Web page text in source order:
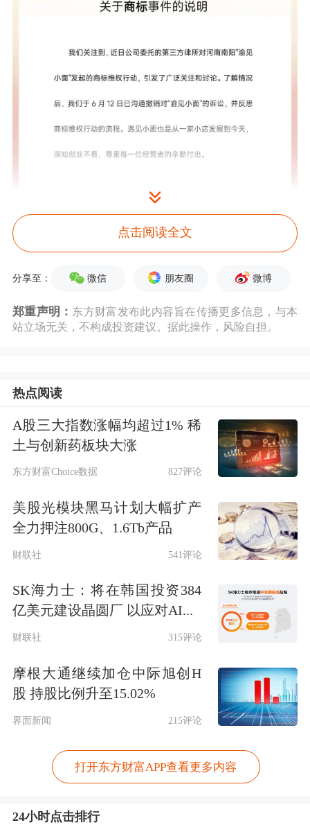
称是对方律师的信息，称遇见小面已准
备撤销起诉。至于后续是否沿用“渝见
小面”名称，她表示暂不确定。
此前，据河南广播电视台“民生大参
考”栏目6月12日的报道，毛女士在河南
省南阳市经营一家“渝见小面”餐饮店，
她近日被遇见小面起诉，事由为商标侵
权。
表示属于正常维权，毛女士随之协商需
要赔偿多少钱， 对方律师称需要赔偿
一碗的面，我至少得卖1000碗，我1000
点击阅读全文
分享至： 微信 朋友圈 微博
郑重声明： 东方财富发布此内容旨在传播更多信息，与本
站立场无关，不构成投资建议。据此操作，风险自担。
热点阅读
A股三大指数涨幅均超过1% 稀
土与创新药板块大涨
东方财富Choice数据 827评论
美股光模块黑马计划大幅扩产
全力押注800G、1.6Tb产品
财联社 541评论
SK海力士：将在韩国投资384
亿美元建设晶圆厂 以应对AI...
财联社 315评论
摩根大通继续加仓中际旭创H
股 持股比例升至15.02%
界面新闻 215评论
打开东方财富APP查看更多内容
24小时点击排行